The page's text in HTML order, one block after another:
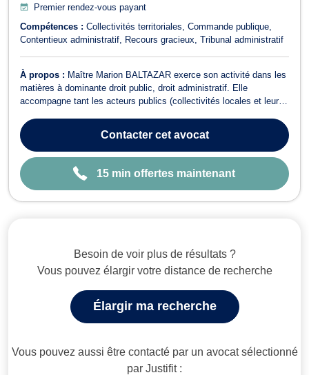
Premier rendez-vous payant
Compétences : Collectivités territoriales Commande publique
Contentieux administratif
Recours gracieux Tribunal administratif
À propos : Maître Marion BALTAZAR exerce son activité dans les
matières à dominante droit public, droit administratif. Elle
accompagne tant les acteurs publics (collectivités locales et leurs
vous conseiller et vous assister en droit de l'urbanisme ou encore
en droit de ...
Contactercet avocat
15 min offertes maintenant
Besoin de voir plus de résultats ?
Vous pouvez élargir votre distance de recherche
Élargir ma recherche
Vous pouvez aussi être contacté par un avocat sélectionné
par Justifit :